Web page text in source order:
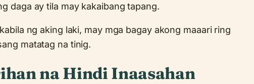
daga ay tila may kakaibang tapang.
ng aking laki, may mga bagay akong maaari ring
matatag na tinig.
na Hindi Inaasahan